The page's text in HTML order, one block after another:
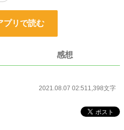
プリで読む
感想
2021.08.07 02:511,398文字